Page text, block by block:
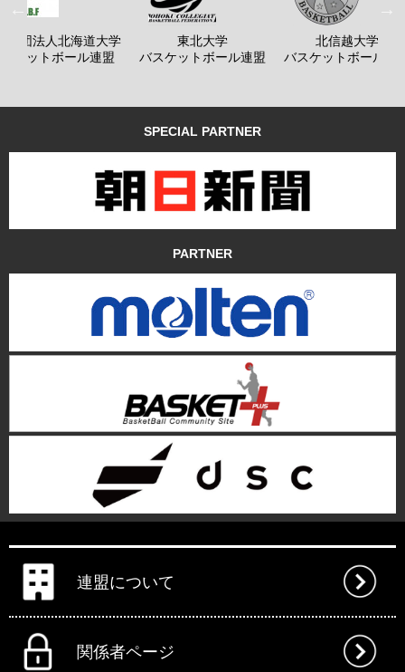
社団法人北海道大学
ケットボール連盟
東北大学
バスケットボール連盟
北信越大学
バスケットボール連
SPECIAL PARTNER
PARTNER
連盟について
関係者ページ